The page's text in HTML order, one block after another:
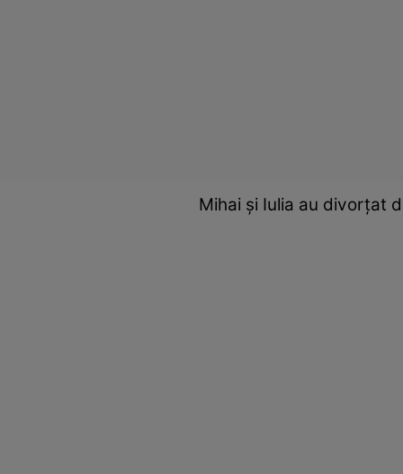
Mihai și Iulia au divorțat